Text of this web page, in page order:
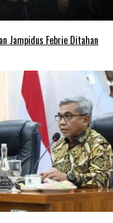
Jampidus Febrie Ditahan